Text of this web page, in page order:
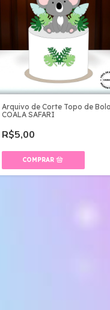
Arquivo de Corte Topo de Bolo
COALA SAFARI
R$5,00